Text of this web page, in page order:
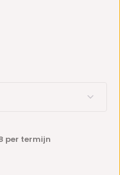
per termijn